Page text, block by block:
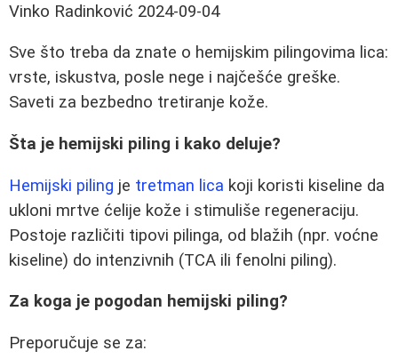
Vinko Radinković 2024-09-04
Sve što treba da znate o hemijskim pilingovima lica:
vrste, iskustva, posle nege i najčešće greške.
Saveti za bezbedno tretiranje kože.
Šta je hemijski piling i kako deluje?
Hemijski piling je tretman lica koji koristi kiseline da
ukloni mrtve ćelije kože i stimuliše regeneraciju.
Postoje različiti tipovi pilinga, od blažih (npr. voćne
kiseline) do intenzivnih (TCA ili fenolni piling).
Za koga je pogodan hemijski piling?
Preporučuje se za: